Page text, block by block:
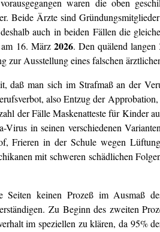
waren die oben
Beide Ärzte sind
auch in beiden Fällen die
16. März 2026. Den quälend langen
Ausstellung eines falschen
daß man sich im Strafmaß an der
also Entzug der
der Fälle Maskenatteste für Kinder
in seinen verschiedenen
Frieren in der Schule wegen
mit schweren schädlichen
keinen Prozeß im Ausmaß
Zu Beginn des zweiten
im speziellen zu klären, da 95%